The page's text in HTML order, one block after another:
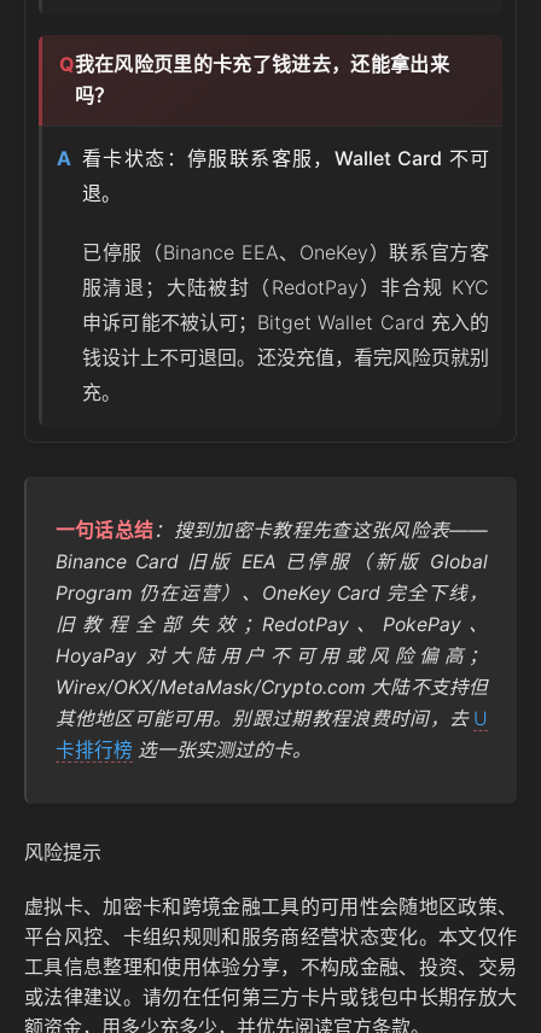
我在风险页里的卡充了钱进去，还能拿出来
吗？
看卡状态：停服联系客服，Wallet Card 不可
退。
已停服（Binance EEA、OneKey）联系官方客
服清退；大陆被封（RedotPay）非合规 KYC
申诉可能不被认可；Bitget Wallet Card 充入的
钱设计上不可退回。还没充值，看完风险页就别
充。
一句话总结：搜到加密卡教程先查这张风险表——
Binance Card 旧版 EEA 已停服（新版 Global
Program 仍在运营）、OneKey Card 完全下线，
旧教程全部失效；RedotPay、PokePay、
HoyaPay 对大陆用户不可用或风险偏高；
Wirex/OKX/MetaMask/Crypto.com 大陆不支持但
其他地区可能可用。别跟过期教程浪费时间，去 U
卡排行榜 选一张实测过的卡。
风险提示
虚拟卡、加密卡和跨境金融工具的可用性会随地区政策、
平台风控、卡组织规则和服务商经营状态变化。本文仅作
工具信息整理和使用体验分享，不构成金融、投资、交易
或法律建议。请勿在任何第三方卡片或钱包中长期存放大
额资金，用多少充多少，并优先阅读官方条款。